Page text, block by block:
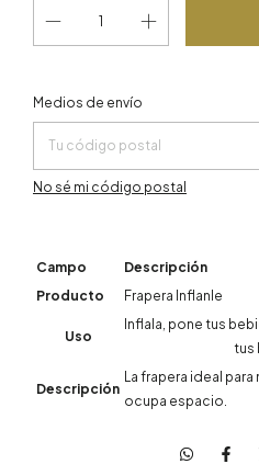
Entregas para el CP:
Medios de envío
No sé mi código postal
Campo
Descripción
Producto
Frapera Inflanle
Uso
Inflala, pone tus
tus
Descripción
La frapera ideal
ocupa espacio.